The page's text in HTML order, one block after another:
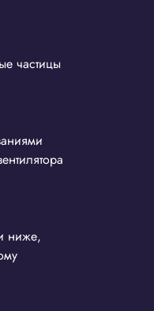
частицы
ниже,